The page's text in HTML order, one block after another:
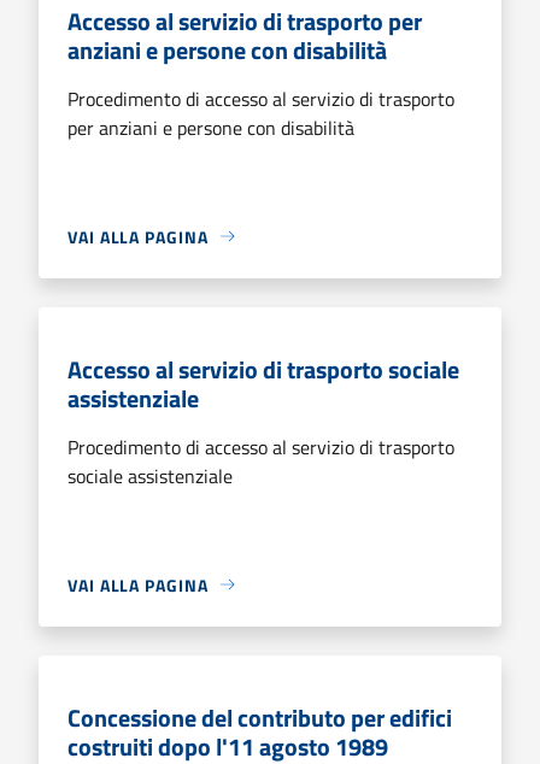
Accesso al servizio di trasporto per
anziani e persone con disabilità
Procedimento di accesso al servizio di trasporto
per anziani e persone con disabilità
VAI ALLA PAGINA
Accesso al servizio di trasporto sociale
assistenziale
Procedimento di accesso al servizio di trasporto
sociale assistenziale
VAI ALLA PAGINA
Concessione del contributo per edifici
costruiti dopo l'11 agosto 1989